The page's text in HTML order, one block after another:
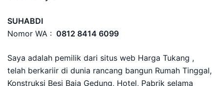
SUHABDI
Nomor WA : 0812 8414 6099
Saya adalah pemilik dari situs web Harga Tukang ,
telah berkariir di dunia rancang bangun Rumah Tinggal,
Konstruksi Besi Baja Gedung, Hotel, Pabrik selama